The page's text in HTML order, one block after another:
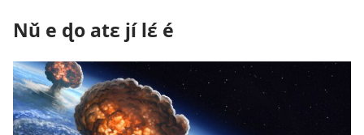
Nǔ e ɖo atɛ jí lɛ́ é